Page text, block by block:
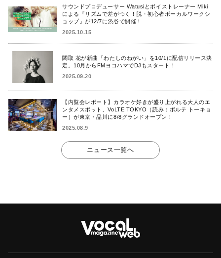
サウンドプロデューサー Watusiとボイストレーナー Miki
による『リズムで差がつく！脱・初心者ボーカルワークシ
ョップ』が12/7に渋谷で開催！
2025.10.15
関取 花が新曲「わたしのねがい」を10/1に配信リリース決
定。10月からFMヨコハマでDJもスタート！
2025.09.20
【内覧会レポート】カラオケ好きが盛り上がれる大人のエ
ンタメスポット、VoLTE TOKYO（読み：ボルテ トーキョ
ー）が東京・品川に8/8グランドオープン！
2025.08.9
ニュース一覧へ